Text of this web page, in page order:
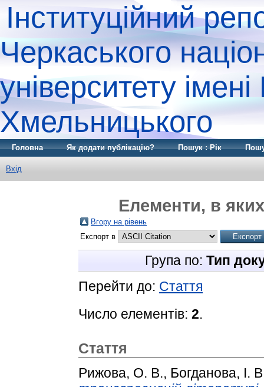
Інституційний
Черкаського
університету
Хмельницького
Головна Як додати публікацію? Пошук : Рік
Вхід
Елементи, в
Вгору на рівень
Експорт в
Група по: Тип
Перейти до: Стаття
Число елементів: 2.
Стаття
Рижова, О. В., Богданова, І.